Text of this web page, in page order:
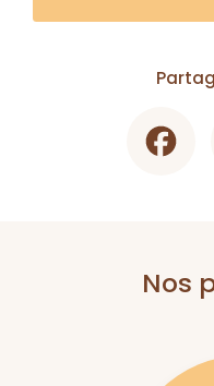
Nos